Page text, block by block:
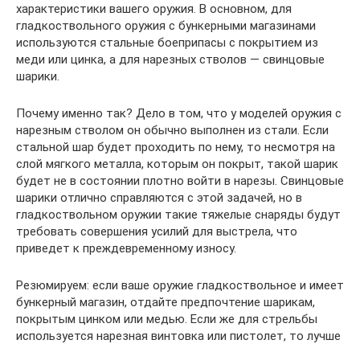
характеристики вашего оружия. В основном, для
гладкоствольного оружия с бункерными магазинами
используются стальные боеприпасы с покрытием из
меди или цинка, а для нарезных стволов — свинцовые
шарики.
Почему именно так? Дело в том, что у моделей оружия с
нарезным стволом он обычно выполнен из стали. Если
стальной шар будет проходить по нему, то несмотря на
слой мягкого металла, которым он покрыт, такой шарик
будет не в состоянии плотно войти в нарезы. Свинцовые
шарики отлично справляются с этой задачей, но в
гладкоствольном оружии такие тяжелые снаряды будут
требовать совершения усилий для выстрела, что
приведет к преждевременному износу.
Резюмируем: если ваше оружие гладкоствольное и имеет
бункерный магазин, отдайте предпочтение шарикам,
покрытым цинком или медью. Если же для стрельбы
используется нарезная винтовка или пистолет, то лучше